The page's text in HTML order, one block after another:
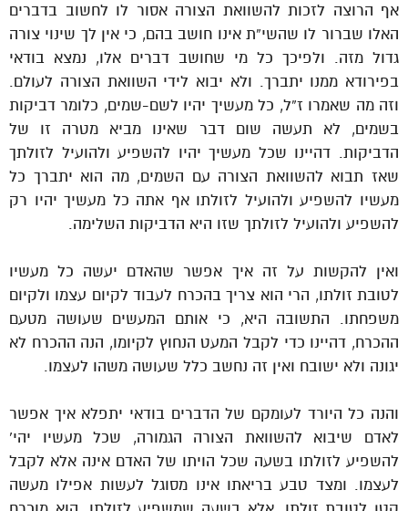
אף הרוצה לזכות להשוואת הצורה אסור לו לחשוב בדברים
האלו שברור לו שהשי”ת אינו חושב בהם, כי אין לך שינוי צורה
גדול מזה. ולפיכך כל מי שחושב דברים אלו, נמצא בודאי
בפירודא ממנו יתברך. ולא יבוא לידי השוואת הצורה לעולם.
וזה מה שאמרו ז”ל, כל מעשיך יהיו לשם-שמים, כלומר דביקות
בשמים, לא תעשה שום דבר שאינו מביא מטרה זו של
הדביקות. דהיינו שכל מעשיך יהיו להשפיע ולהועיל לזולתך
שאז תבוא להשוואת הצורה עם השמים, מה הוא יתברך כל
מעשיו להשפיע ולהועיל לזולתו אף אתה כל מעשיך יהיו רק
להשפיע ולהועיל לזולתך שזו היא הדביקות השלימה.
ואין להקשות על זה איך אפשר שהאדם יעשה כל מעשיו
לטובת זולתו, הרי הוא צריך בהכרח לעבוד לקיום עצמו ולקיום
משפחתו. התשובה היא, כי אותם המעשים שעושה מטעם
ההכרח, דהיינו כדי לקבל המעט הנחוץ לקיומו, הנה ההכרח לא
יגונה ולא ישובח ואין זה נחשב כלל שעושה משהו לעצמו.
והנה כל היורד לעומקם של הדברים בודאי יתפלא איך אפשר
לאדם שיבוא להשוואת הצורה הגמורה, שכל מעשיו יהי’
להשפיע לזולתו בשעה שכל הויתו של האדם אינה אלא לקבל
לעצמו. ומצד טבע בריאתו אינו מסוגל לעשות אפילו מעשה